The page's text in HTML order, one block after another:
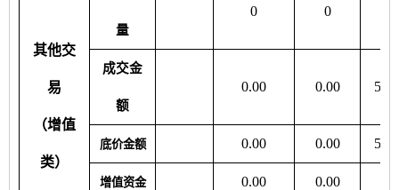
其他交
易
（增值
类）
量
0 0
成交金
额
0.00 0.00
底价金额 0.00 0.00
增值资金 0.00 0.00